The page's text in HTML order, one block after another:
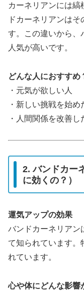
カーネリアンには縞
ドカーネリアンは
す。この違いから、
人気が高いです。
どんな人におすすめ
・元気が欲しい人
・新しい挑戦を始め
・人間関係を改善し
2. バンドカー
に効くの？）
運気アップの効果
バンドカーネリアン
て知られています。
れています。
心や体にどんな影響